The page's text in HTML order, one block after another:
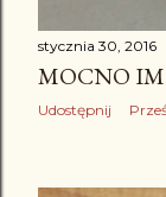
stycznia 30, 2016
MOCNO
Udostępnij